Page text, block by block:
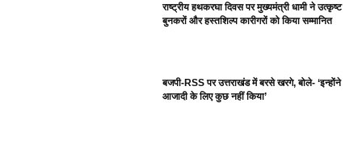
राष्ट्रीय हथकरघा दिवस पर मुख्यमंत्री धामी ने उत्कृष्ट
बुनकरों और हस्तशिल्प कारीगरों को किया सम्मानित
बजपी-RSS पर उत्तराखंड में बरसे खरगे, बोले- ‘इन्होंने
आजादी के लिए कुछ नहीं किया’